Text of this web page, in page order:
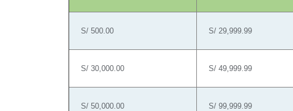
S/ 500.00 S/ 29,999.99
S/ 30,000.00 S/ 49,999.99
S/ 50,000.00 S/ 99,999.99